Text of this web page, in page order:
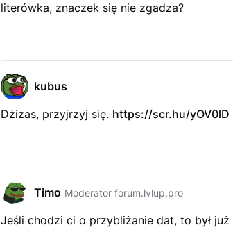
literówka, znaczek się nie zgadza?
kubus
Dżizas, przyjrzyj się. https://scr.hu/yOV0lD
Timo Moderator forum.lvlup.pro
Jeśli chodzi ci o przybliżanie dat, to był